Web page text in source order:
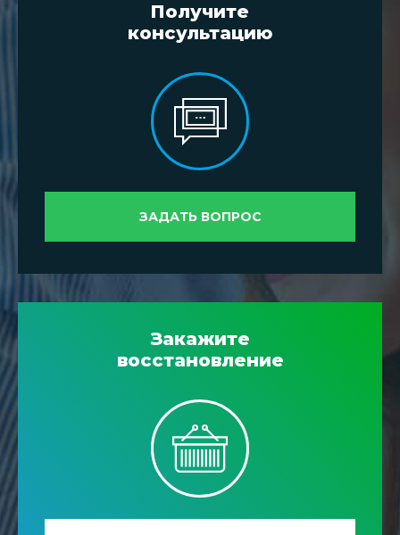
Получите
консультацию
ЗАДАТЬ ВОПРОС
Закажите
восстановление